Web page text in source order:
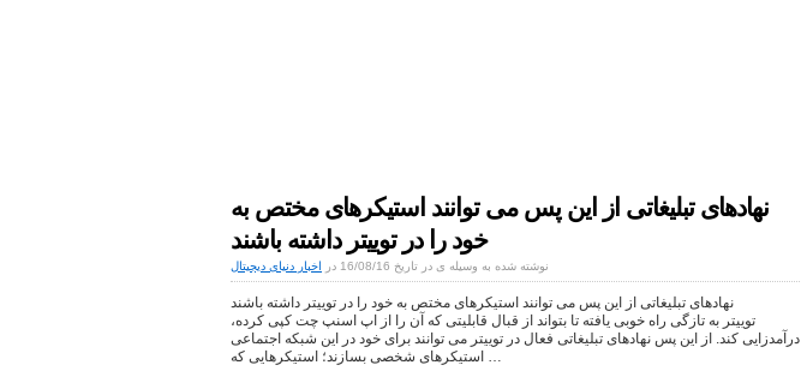
نهادهای تبلیغاتی از این پس می توانند استیکرهای مختص به
خود را در توییتر داشته باشند
نوشته شده به وسیله ی در تاریخ 16/08/16 در اخبار دنیای دیجیتال
نهادهای تبلیغاتی از این پس می توانند استیکرهای مختص به خود را در توییتر داشته باشند
توییتر به تازگی راه خوبی یافته تا بتواند از قبال قابلیتی که آن را از اپ اسنپ چت کپی کرده،
درآمدزایی کند. از این پس نهادهای تبلیغاتی فعال در توییتر می توانند برای خود در این شبکه اجتماعی
استیکرهای شخصی بسازند؛ استیکرهایی که …